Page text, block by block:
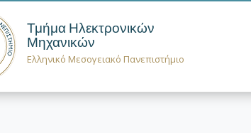
Τμήμα Ηλεκτρονικών
Μηχανικών
Ελληνικό Μεσογειακό Πανεπιστήμιο